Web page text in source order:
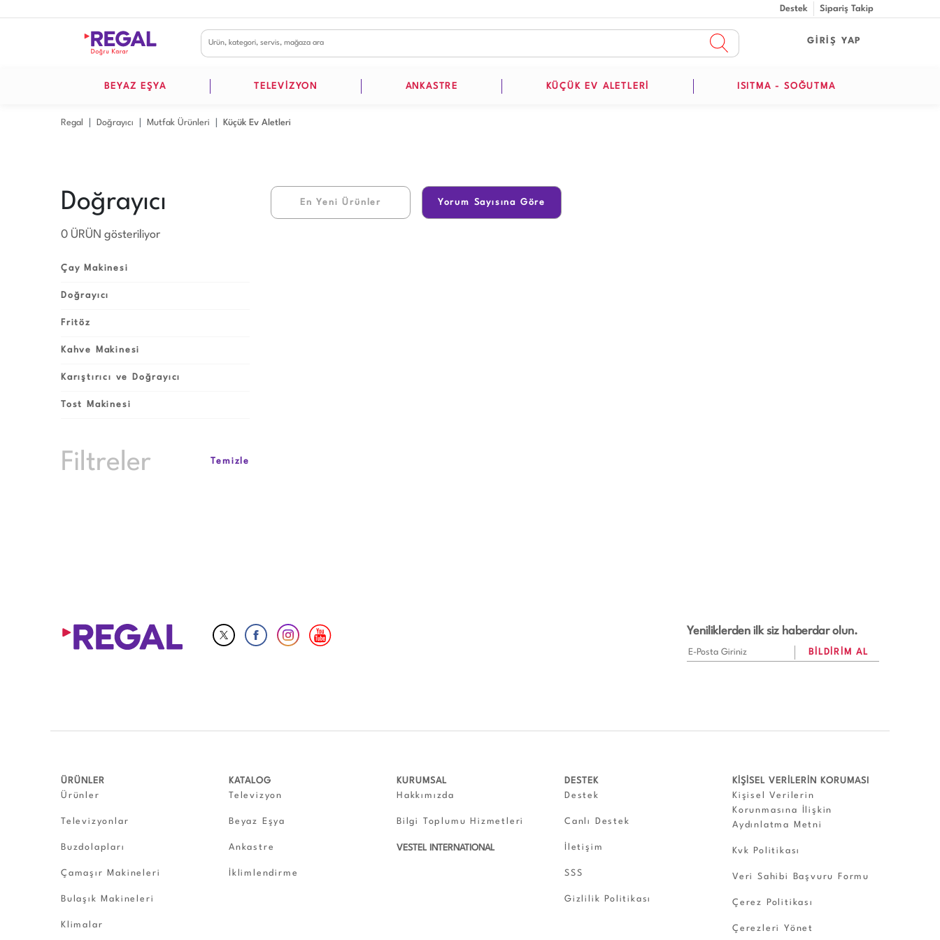
Destek Sipariş Takip
GİRİŞ YAP
BEYAZ EŞYA TELEVİZYON ANKASTRE KÜÇÜK EV ALETLERİ ISITMA - SOĞUTMA
Regal Doğrayıcı Mutfak Ürünleri Küçük Ev Aletleri
Doğrayıcı
0 ÜRÜN gösteriliyor
Çay Makinesi
Doğrayıcı
Fritöz
Kahve Makinesi
Karıştırıcı ve Doğrayıcı
Tost Makinesi
Filtreler Temizle
En Yeni Ürünler Yorum Sayısına Göre
Yeniliklerden ilk siz haberdar olun.
ÜRÜNLER
Ürünler
Televizyonlar
Buzdolapları
Çamaşır Makineleri
Bulaşık Makineleri
Klimalar
KATALOG
Televizyon
Beyaz Eşya
Ankastre
İklimlendirme
KURUMSAL
Hakkımızda
Bilgi Toplumu Hizmetleri
VESTEL INTERNATIONAL
DESTEK
Destek
Canlı Destek
İletişim
SSS
Gizlilik Politikası
KİŞİSEL VERİLERİN KORUMASI
Kişisel Verilerin
Korunmasına İlişkin
Aydınlatma Metni
Kvk Politikası
Veri Sahibi Başvuru Formu
Çerez Politikası
Çerezleri Yönet